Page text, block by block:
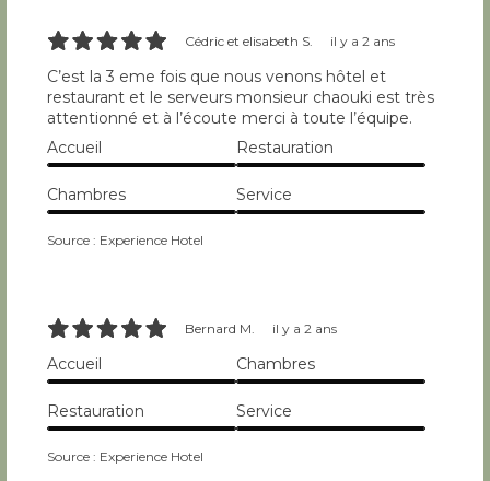
10/10 Cédric et elisabeth S. il y a 2 ans
C’est la 3 eme fois que nous venons hôtel et
restaurant et le serveurs monsieur chaouki est très
attentionné et à l’écoute merci à toute l’équipe.
Accueil
Restauration
Chambres
Service
Source : Experience Hotel
10/10 Bernard M. il y a 2 ans
Accueil
Chambres
Restauration
Service
Source : Experience Hotel